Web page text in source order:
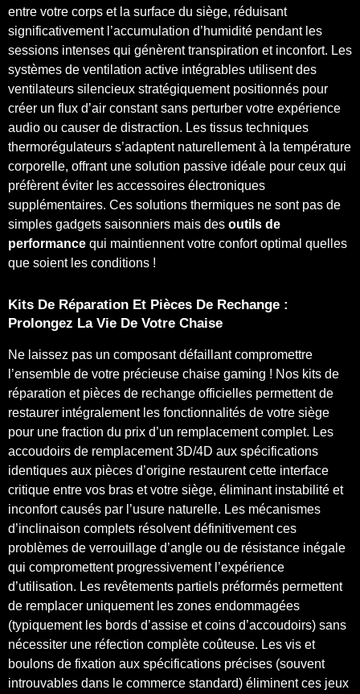
entre votre corps et la surface du siège, réduisant
significativement l’accumulation d’humidité pendant les
sessions intenses qui génèrent transpiration et inconfort. Les
systèmes de ventilation active intégrables utilisent des
ventilateurs silencieux stratégiquement positionnés pour
créer un flux d’air constant sans perturber votre expérience
audio ou causer de distraction. Les tissus techniques
thermorégulateurs s’adaptent naturellement à la température
corporelle, offrant une solution passive idéale pour ceux qui
préfèrent éviter les accessoires électroniques
supplémentaires. Ces solutions thermiques ne sont pas de
simples gadgets saisonniers mais des outils de
performance qui maintiennent votre confort optimal quelles
que soient les conditions !
Kits De Réparation Et Pièces De Rechange :
Prolongez La Vie De Votre Chaise
Ne laissez pas un composant défaillant compromettre
l’ensemble de votre précieuse chaise gaming ! Nos kits de
réparation et pièces de rechange officielles permettent de
restaurer intégralement les fonctionnalités de votre siège
pour une fraction du prix d’un remplacement complet. Les
accoudoirs de remplacement 3D/4D aux spécifications
identiques aux pièces d’origine restaurent cette interface
critique entre vos bras et votre siège, éliminant instabilité et
inconfort causés par l’usure naturelle. Les mécanismes
d’inclinaison complets résolvent définitivement ces
problèmes de verrouillage d’angle ou de résistance inégale
qui compromettent progressivement l’expérience
d’utilisation. Les revêtements partiels préformés permettent
de remplacer uniquement les zones endommagées
(typiquement les bords d’assise et coins d’accoudoirs) sans
nécessiter une réfection complète coûteuse. Les vis et
boulons de fixation aux spécifications précises (souvent
introuvables dans le commerce standard) éliminent ces jeux